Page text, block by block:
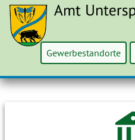
Gewerbestandorte